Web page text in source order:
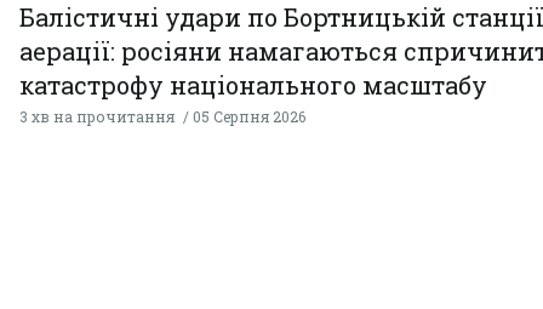
Балістичні удари по Бортницькій станції
аерації: росіяни намагаються
катастрофу національного масштабу
3 хв на прочитання 05 Серпня 2026